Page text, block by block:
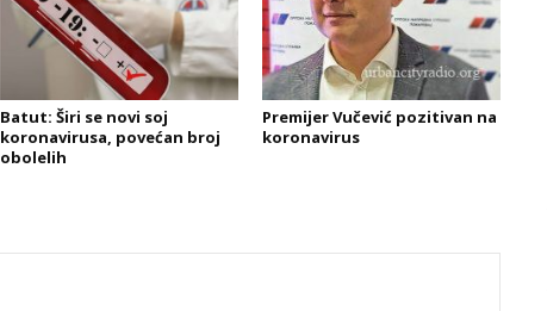
Batut: Širi se novi soj
koronavirusa, povećan broj
obolelih
Premijer Vučević pozitivan na
koronavirus